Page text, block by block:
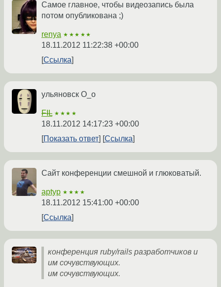
Самое главное, чтобы видеозапись была
потом опубликована ;)
renya ★★★★★
18.11.2012 11:22:38 +00:00
Ссылка
ульяновск О_о
FIL ★★★★
18.11.2012 14:17:23 +00:00
Показать ответ
Ссылка
Сайт конференции смешной и глюковатый.
aptyp ★★★★
18.11.2012 15:41:00 +00:00
Ссылка
конференция ruby/rails разработчиков и
им сочувствующих.
им сочувствующих.